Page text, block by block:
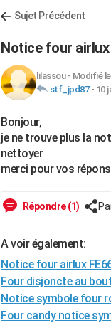
Sujet Précédent
Notice four airlux
lilassou- Modifié le
stf_jpd87- 10
Bonjour,
je ne trouve plus la
nettoyer
merci pour vos
Répondre (1)
A voir également:
Notice four airlux
Four disjoncte au
Notice symbole four
Four candy notice